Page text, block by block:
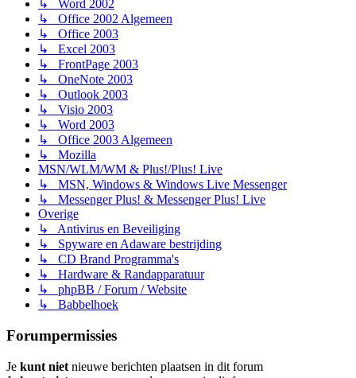
↳ Word 2002
↳ Office 2002 Algemeen
↳ Office 2003
↳ Excel 2003
↳ FrontPage 2003
↳ OneNote 2003
↳ Outlook 2003
↳ Visio 2003
↳ Word 2003
↳ Office 2003 Algemeen
↳ Mozilla
MSN/WLM/WM & Plus!/Plus! Live
↳ MSN, Windows & Windows Live Messenger
↳ Messenger Plus! & Messenger Plus! Live
Overige
↳ Antivirus en Beveiliging
↳ Spyware en Adaware bestrijding
↳ CD Brand Programma's
↳ Hardware & Randapparatuur
↳ phpBB / Forum / Website
↳ Babbelhoek
Forumpermissies
Je kunt niet nieuwe berichten plaatsen in dit forum